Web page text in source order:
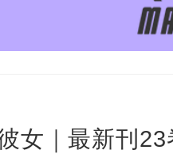
女｜最新刊